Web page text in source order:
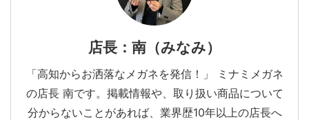
店長：南（みなみ）
「高知からお洒落なメガネを発信！」 ミナミメガネ
の店長 南です。掲載情報や、取り扱い商品について
分からないことがあれば、業界歴10年以上の店長へ